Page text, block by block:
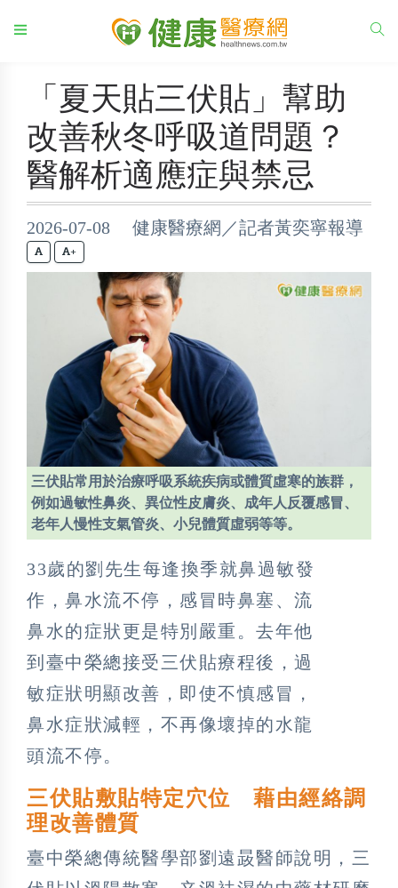
「夏天貼三伏貼」幫助
改善秋冬呼吸道問題？
醫解析適應症與禁忌
2026-07-08 健康醫療網／記者黃奕寧報導
+
三伏貼常用於治療呼吸系統疾病或體質虛寒的族群，
例如過敏性鼻炎、異位性皮膚炎、成年人反覆感冒、
老年人慢性支氣管炎、小兒體質虛弱等等。
33歲的劉先生每逢換季就鼻過敏發
作，鼻水流不停，感冒時鼻塞、流
鼻水的症狀更是特別嚴重。去年他
到臺中榮總接受三伏貼療程後，過
敏症狀明顯改善，即使不慎感冒，
鼻水症狀減輕，不再像壞掉的水龍
頭流不停。
三伏貼敷貼特定穴位 藉由經絡調
理改善體質
臺中榮總傳統醫學部劉遠晸醫師說明，三